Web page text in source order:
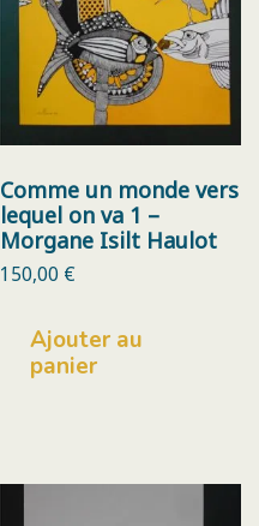
Comme un monde vers
lequel on va 1 –
Morgane Isilt Haulot
150,00 €
Ajouter au
panier